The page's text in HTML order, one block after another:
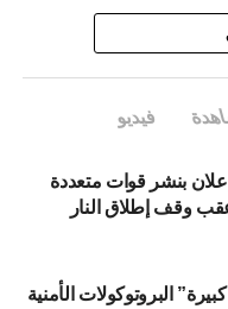
فيديو
بنشر قوات متعددة
وقف إطلاق النار
البروتوكولات الأمنية